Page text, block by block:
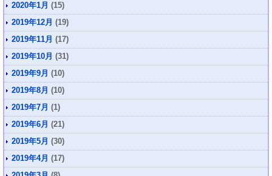
2020年1月 (15)
2019年12月 (19)
2019年11月 (17)
2019年10月 (31)
2019年9月 (10)
2019年8月 (10)
2019年7月 (1)
2019年6月 (21)
2019年5月 (30)
2019年4月 (17)